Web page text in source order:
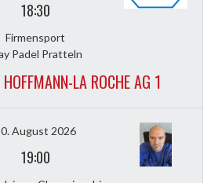
18:30
Firmensport
Padel Pratteln
LA ROCHE AG 1
August 2026
19:00